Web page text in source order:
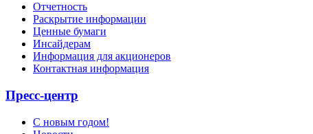
Отчетность
Раскрытие информации
Ценные бумаги
Инсайдерам
Информация для акционеров
Контактная информация
Пресс-центр
С новым годом!